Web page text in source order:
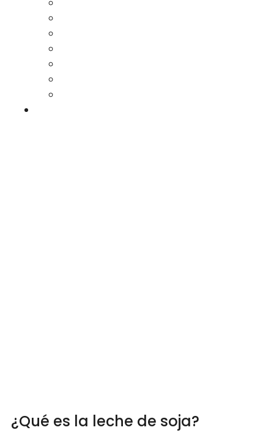
¿Qué es la leche de soja?